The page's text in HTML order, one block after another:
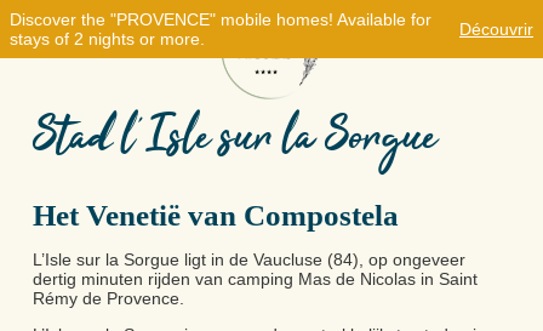
Discover the "PROVENCE" mobile homes! Available for
stays of 2 nights or more.
Découvrir
Stad l’Isle sur la Sorgue
Het Venetië van Compostela
L’Isle sur la Sorgue ligt in de Vaucluse (84), op ongeveer
dertig minuten rijden van camping Mas de Nicolas in Saint
Rémy de Provence.